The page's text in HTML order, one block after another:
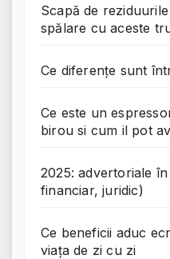
Scapă de
spălare cu aceste
Ce diferențe sunt
Ce este un
birou si cum il pot
2025: advertoriale
financiar, juridic)
Ce beneficii aduc
viața de zi cu zi